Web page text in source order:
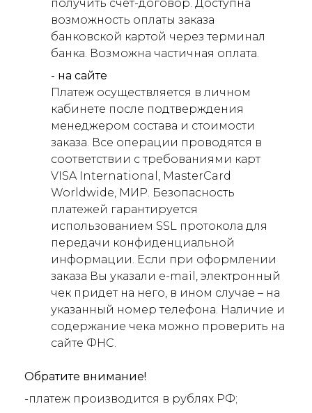
получить счет-договор. Доступна
возможность оплаты заказа
банковской картой через терминал
банка. Возможна частичная оплата.
- на сайте
Платеж осуществляется в личном
кабинете после подтверждения
менеджером состава и стоимости
заказа. Все операции проводятся в
соответствии с требованиями карт
VISA International, MasterCard
Worldwide, МИР. Безопасность
платежей гарантируется
использованием SSL протокола для
передачи конфиденциальной
информации. Если при оформлении
заказа Вы указали e-mail, электронный
чек придет на него, в ином случае – на
указанный номер телефона. Наличие и
содержание чека можно проверить на
сайте ФНС.
Обратите внимание!
-платеж производится в рублях РФ;